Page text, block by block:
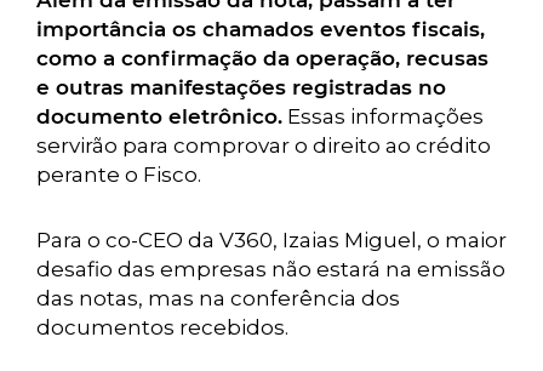
importância os chamados eventos fiscais,
como a confirmação da operação, recusas
e outras manifestações registradas no
documento eletrônico. Essas informações
servirão para comprovar o direito ao crédito
perante o Fisco.
Para o co-CEO da V360, Izaias Miguel, o maior
desafio das empresas não estará na emissão
das notas, mas na conferência dos
documentos recebidos.